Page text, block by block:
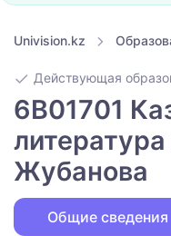
Univision.kz
Действующая
6B01701
Жубанова
Общие сведения